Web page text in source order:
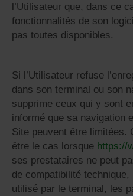
l’Utilisateur que, dans ce
fonctionnalités de son
pas toutes disponibles.
Si l’Utilisateur refuse
dans son terminal ou son
supprime ceux qui y sont
informé que sa navigation
Site peuvent être limitées.
être le cas lorsque https://
ses prestataires ne peut
de compatibilité
utilisé par le terminal, les